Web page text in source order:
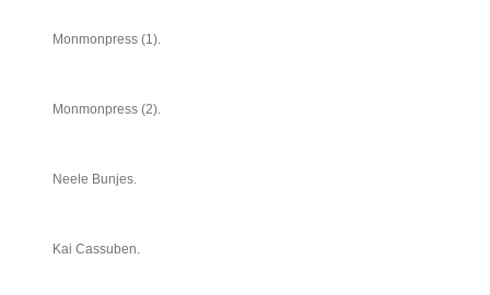
Monmonpress (1).
Monmonpress (2).
Neele Bunjes.
Kai Cassuben.